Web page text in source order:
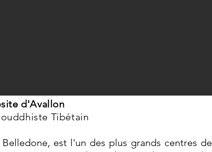
d'Avallon
Tibétain
est l'un des plus grands centres de